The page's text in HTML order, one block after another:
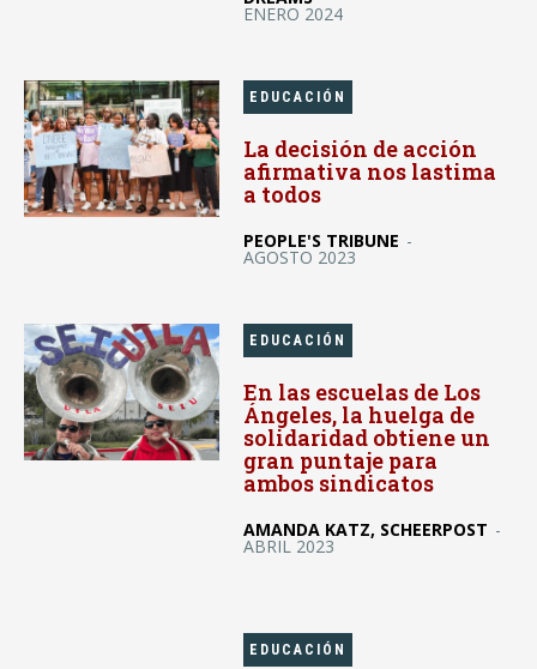
ENERO 2024
EDUCACIÓN
La decisión de acción
afirmativa nos lastima
a todos
PEOPLE'S TRIBUNE -
AGOSTO 2023
EDUCACIÓN
En las escuelas de Los
Ángeles, la huelga de
solidaridad obtiene un
gran puntaje para
ambos sindicatos
AMANDA KATZ, SCHEERPOST -
ABRIL 2023
EDUCACIÓN